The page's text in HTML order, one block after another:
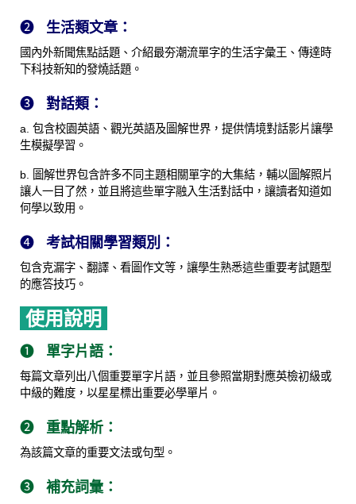
❷ 生活類文章：
國內外新聞焦點話題、介紹最夯潮流單字的生活字彙王、傳達時
下科技新知的發燒話題。
❸ 對話類：
a. 包含校園英語、觀光英語及圖解世界，提供情境對話影片讓學
生模擬學習。
b. 圖解世界包含許多不同主題相關單字的大集結，輔以圖解照片
讓人一目了然，並且將這些單字融入生活對話中，讓讀者知道如
何學以致用。
❹ 考試相關學習類別：
包含克漏字、翻譯、看圖作文等，讓學生熟悉這些重要考試題型
的應答技巧。
使用說明
❶ 單字片語：
每篇文章列出八個重要單字片語，並且參照當期對應英檢初級或
中級的難度，以星星標出重要必學單片。
❷ 重點解析：
為該篇文章的重要文法或句型。
❸ 補充詞彙：